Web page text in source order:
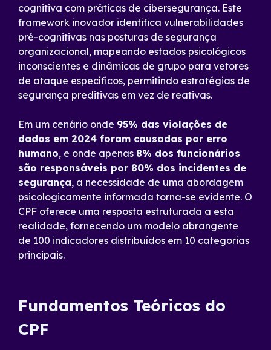
cognitiva com práticas de cibersegurança. Este
framework inovador identifica vulnerabilidades
pré-cognitivas nas posturas de segurança
organizacional, mapeando estados psicológicos
inconscientes e dinâmicas de grupo para vetores
de ataque específicos, permitindo estratégias de
segurança preditivas em vez de reativas.
Em um cenário onde 95% das violações de
dados em 2024 foram causadas por erro
humano, e onde apenas 8% dos funcionários
são responsáveis por 80% dos incidentes de
segurança, a necessidade de uma abordagem
psicologicamente informada torna-se evidente. O
CPF oferece uma resposta estruturada a esta
realidade, fornecendo um modelo abrangente
de 100 indicadores distribuídos em 10 categorias
principais.
Fundamentos Teóricos do
CPF